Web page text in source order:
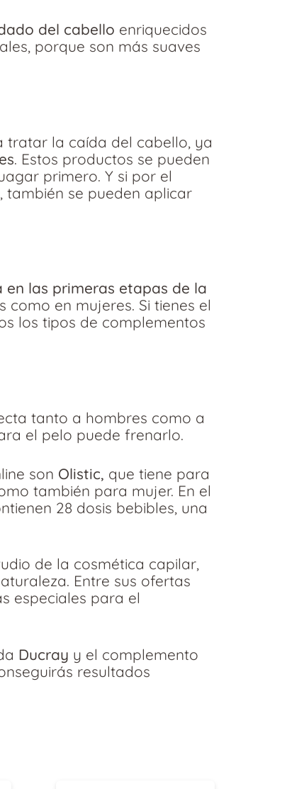
del cabello enriquecidos
porque son más suaves
tratar la caída del cabello, ya
. Estos productos se pueden
primero. Y si por el
se pueden aplicar
en las primeras etapas de la
en mujeres. Si tienes el
los tipos de complementos
tanto a hombres como a
el pelo puede frenarlo.
son Olistic, que tiene para
también para mujer. En el
28 dosis bebibles, una
de la cosmética capilar,
Entre sus ofertas
especiales para el
Ducray y el complemento
resultados